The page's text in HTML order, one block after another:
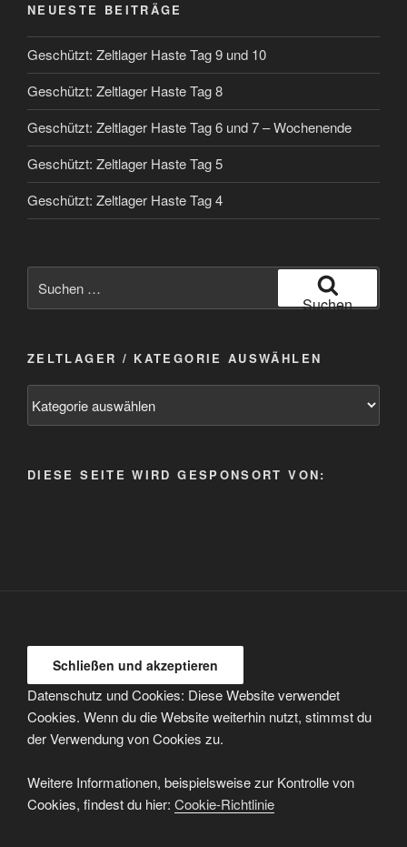
NEUESTE BEITRÄGE
Geschützt: Zeltlager Haste Tag 9 und 10
Geschützt: Zeltlager Haste Tag 8
Geschützt: Zeltlager Haste Tag 6 und 7 – Wochenende
Geschützt: Zeltlager Haste Tag 5
Geschützt: Zeltlager Haste Tag 4
nach:
Suchen
ZELTLAGER / KATEGORIE AUSWÄHLEN
DIESE SEITE WIRD GESPONSORT VON:
Datenschutz und Cookies: Diese Website verwendet
Cookies. Wenn du die Website weiterhin nutzt, stimmst du
der Verwendung von Cookies zu.
Weitere Informationen, beispielsweise zur Kontrolle von
Cookies, findest du hier: Cookie-Richtlinie